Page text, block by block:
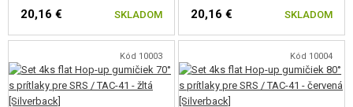
20,16 € SKLADOM 20,16 € SKLADOM
Kód 10003 Kód 10004